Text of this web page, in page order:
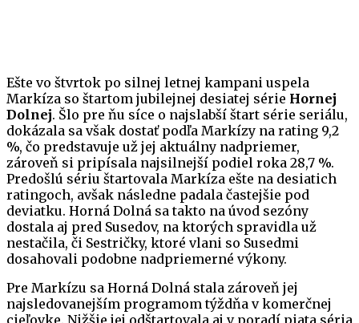
Ešte vo štvrtok po silnej letnej kampani uspela
Markíza so štartom jubilejnej desiatej série Hornej
Dolnej. Šlo pre ňu síce o najslabší štart série seriálu,
dokázala sa však dostať podľa Markízy na rating 9,2
%, čo predstavuje už jej aktuálny nadpriemer,
zároveň si pripísala najsilnejší podiel roka 28,7 %.
Predošlú sériu štartovala Markíza ešte na desiatich
ratingoch, avšak následne padala častejšie pod
deviatku. Horná Dolná sa takto na úvod sezóny
dostala aj pred Susedov, na ktorých spravidla už
nestačila, či Sestričky, ktoré vlani so Susedmi
dosahovali podobne nadpriemerné výkony.
Pre Markízu sa Horná Dolná stala zároveň jej
najsledovanejším programom týždňa v komerčnej